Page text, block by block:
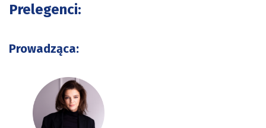
Prelegenci:
Prowadząca: